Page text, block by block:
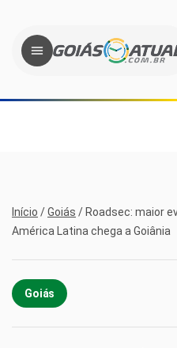
Início /Goiás / Roadsec: maior
América Latina chega a Goiânia
Goiás